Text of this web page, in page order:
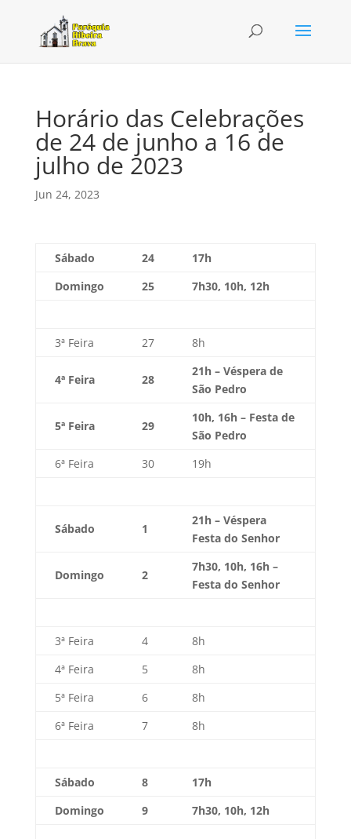
Horário das Celebrações
de 24 de junho a 16 de
julho de 2023
Jun 24, 2023
Sábado 24
17h
Domingo
25 7h30, 10h, 12h
3ª Feira 27 8h
4ª Feira 28
21h – Véspera de
São Pedro
5ª Feira 29
10h, 16h – Festa de
São Pedro
6ª Feira
30 19h
Sábado 1
21h – Véspera
Festa do Senhor
Domingo 2
7h30, 10h, 16h –
Festa do Senhor
3ª Feira 4
8h
4ª Feira
5
8h
5ª Feira
6
8h
6ª Feira
7 8h
Sábado 8
17h
Domingo
9 7h30, 10h, 12h